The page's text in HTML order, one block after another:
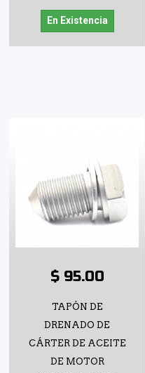
En Existencia
$ 95.00
TAPÓN DE
DRENADO DE
CÁRTER DE ACEITE
DE MOTOR